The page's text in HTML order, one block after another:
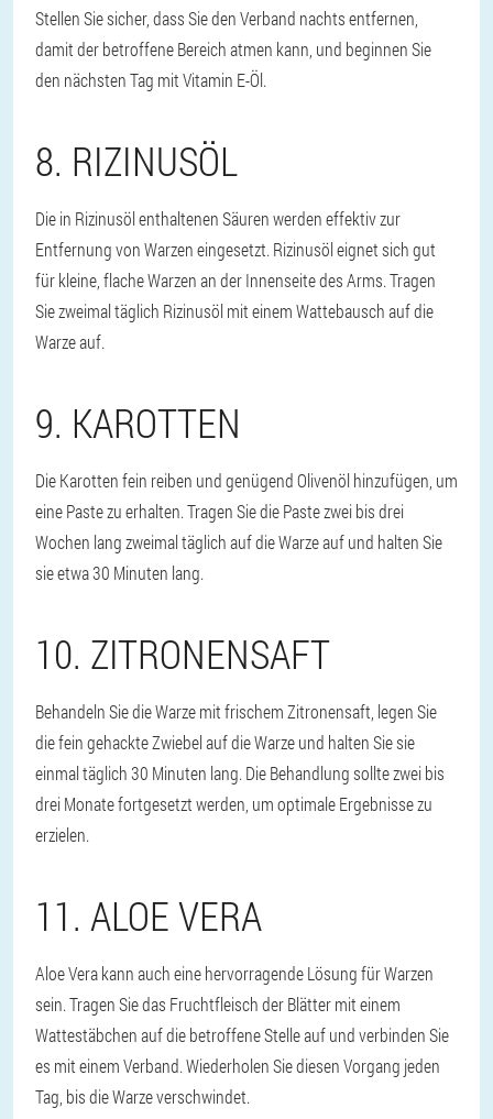
Stellen Sie sicher, dass Sie den Verband nachts entfernen,
damit der betroffene Bereich atmen kann, und beginnen Sie
den nächsten Tag mit Vitamin E-Öl.
8. RIZINUSÖL
Die in Rizinusöl enthaltenen Säuren werden effektiv zur
Entfernung von Warzen eingesetzt. Rizinusöl eignet sich gut
für kleine, flache Warzen an der Innenseite des Arms. Tragen
Sie zweimal täglich Rizinusöl mit einem Wattebausch auf die
Warze auf.
9. KAROTTEN
Die Karotten fein reiben und genügend Olivenöl hinzufügen, um
eine Paste zu erhalten. Tragen Sie die Paste zwei bis drei
Wochen lang zweimal täglich auf die Warze auf und halten Sie
sie etwa 30 Minuten lang.
10. ZITRONENSAFT
Behandeln Sie die Warze mit frischem Zitronensaft, legen Sie
die fein gehackte Zwiebel auf die Warze und halten Sie sie
einmal täglich 30 Minuten lang. Die Behandlung sollte zwei bis
drei Monate fortgesetzt werden, um optimale Ergebnisse zu
erzielen.
11. ALOE VERA
Aloe Vera kann auch eine hervorragende Lösung für Warzen
sein. Tragen Sie das Fruchtfleisch der Blätter mit einem
Wattestäbchen auf die betroffene Stelle auf und verbinden Sie
es mit einem Verband. Wiederholen Sie diesen Vorgang jeden
Tag, bis die Warze verschwindet.